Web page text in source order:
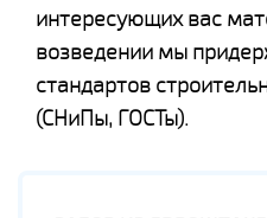
интересующих вас
возведении мы
стандартов
(СНиПы, ГОСТы).